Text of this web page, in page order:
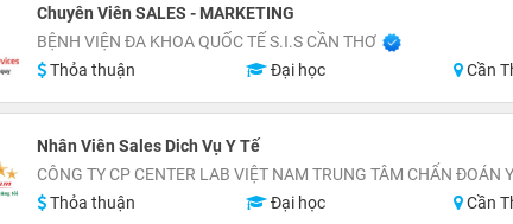
Chuyên Viên SALES - MARKETING
BỆNH VIỆN ĐA KHOA QUỐC TẾ S.I.S CẦN THƠ
Thỏa thuận
Đại học Cần
Nhân Viên Sales Dich Vụ Y Tế
CÔNG TY CP CENTER LAB VIỆT NAM TRUNG TÂM CHẨN ĐOÁN
Thỏa thuận
Đại học Cần